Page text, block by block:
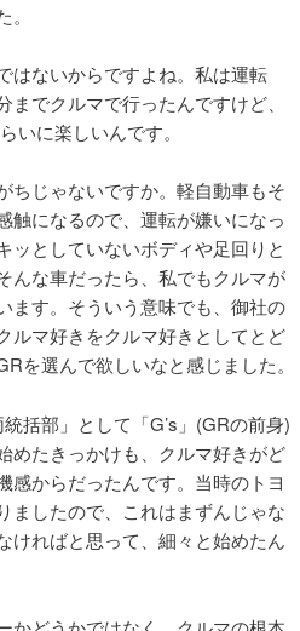
はないからですよね。私は運転
でクルマで行ったんですけど、
いに楽しいんです。
ちじゃないですか。軽自動車もそ
触になるので、運転が嫌いになっ
ッとしていないボディや足回りと
んな車だったら、私でもクルマが
ます。そういう意味でも、御社の
ルマ好きをクルマ好きとしてとど
を選んで欲しいなと感じました。
括部」として「G’s」(GRの前身)
めたきっかけも、クルマ好きがど
感からだったんです。当時のトヨ
ましたので、これはまずんじゃな
ければと思って、細々と始めたん